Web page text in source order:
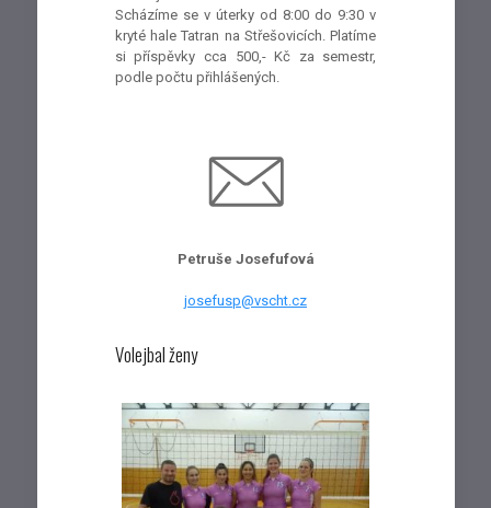
Scházíme se v úterky od 8:00 do 9:30 v
kryté hale Tatran na Střešovicích. Platíme
si příspěvky cca 500,- Kč za semestr,
podle počtu přihlášených.
Petruše Josefufová
josefusp@vscht.cz
Volejbal ženy